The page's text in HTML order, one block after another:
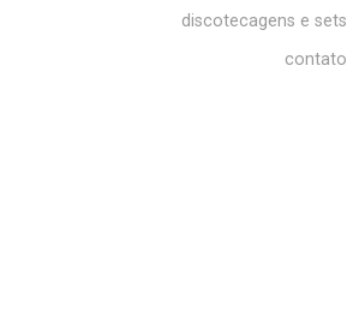
discotecagens e sets
contato